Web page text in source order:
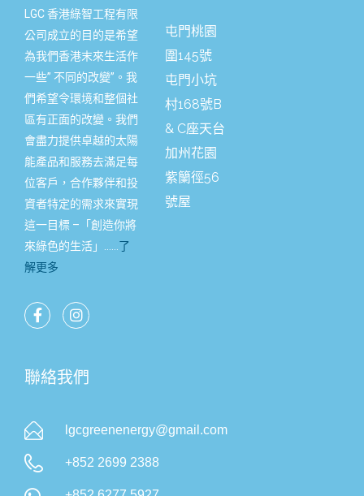
LGC 香港綠智工程有限
公司成立的目的是希望
為我們香港末來生活作
一些” 不同的改變”。我
們希望令環境和整個社
區有正面的改變。我們
會盡力提供卓越的太陽
能產品和服務去滿足每
位客戶，合作夥伴和投
資者特定的需求來實現
這一目標 –「創造你將
來綠色的生活」…… 了
解更多
屯門桃園
圍145號
屯門小坑
村168號B
& C座天台
加州花園
紫籣徑56
號屋
聯絡我們
lgcgreenenergy@gmail.com
+852 2699 2388